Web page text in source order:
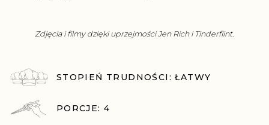
Zdjęcia i filmy dzięki uprzejmości Jen Rich i Tinderflint.
STOPIEŃ TRUDNOŚCI: ŁATWY
PORCJE: 4